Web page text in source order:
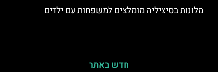
מלונות בסיציליה מומלצים למשפחות עם ילדים
חדש באתר